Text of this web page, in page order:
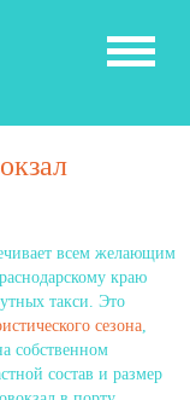
всем желающим
краю
такси. Это
сезона,
собственном
состав и размер